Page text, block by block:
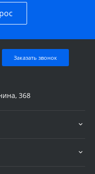
Заказать звонок
368